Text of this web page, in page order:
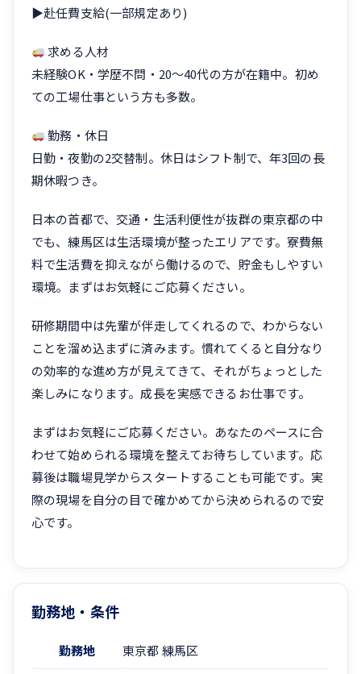
▶赴任費支給(一部規定あり)
求める人材
未経験OK・学歴不問・20〜40代の方が在籍中。初め
ての工場仕事という方も多数。
勤務・休日
日勤・夜勤の2交替制。休日はシフト制で、年3回の長
期休暇つき。
日本の首都で、交通・生活利便性が抜群の東京都の中
でも、練馬区は生活環境が整ったエリアです。寮費無
料で生活費を抑えながら働けるので、貯金もしやすい
環境。まずはお気軽にご応募ください。
研修期間中は先輩が伴走してくれるので、わからない
ことを溜め込まずに済みます。慣れてくると自分なり
の効率的な進め方が見えてきて、それがちょっとした
楽しみになります。成長を実感できるお仕事です。
まずはお気軽にご応募ください。あなたのペースに合
わせて始められる環境を整えてお待ちしています。応
募後は職場見学からスタートすることも可能です。実
際の現場を自分の目で確かめてから決められるので安
心です。
勤務地・条件
勤務地 東京都 練馬区